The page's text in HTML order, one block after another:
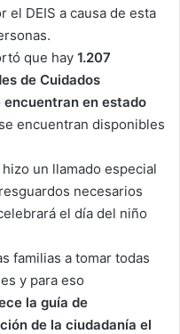
DEIS a causa de esta
que hay 1.207
de Cuidados
encuentran en estado
encuentran disponibles
un llamado especial
necesarios
el día del niño
familias a tomar todas
y para eso
la guía de
de la ciudadanía el